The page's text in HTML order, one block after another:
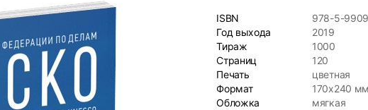
ISBN
978-5-
Год выхода
2019
Тираж
1000
Страниц
120
Печать
цветная
Формат
170х240 мм
Обложка
мягкая